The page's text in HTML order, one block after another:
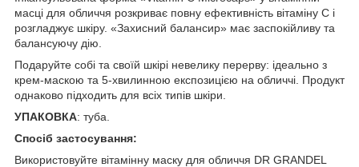
масці для обличчя розкриває повну ефективність вітаміну C і
розгладжує шкіру. «Захисний балансир» має заспокійливу та
балансуючу дію.
Подаруйте собі та своїй шкірі невелику перерву: ідеально з
крем-маскою та 5-хвилинною експозицією на обличчі. Продукт
однаково підходить для всіх типів шкіри.
УПАКОВКА: туба.
Спосіб застосування:
Використовуйте вітамінну маску для обличчя DR GRANDEL